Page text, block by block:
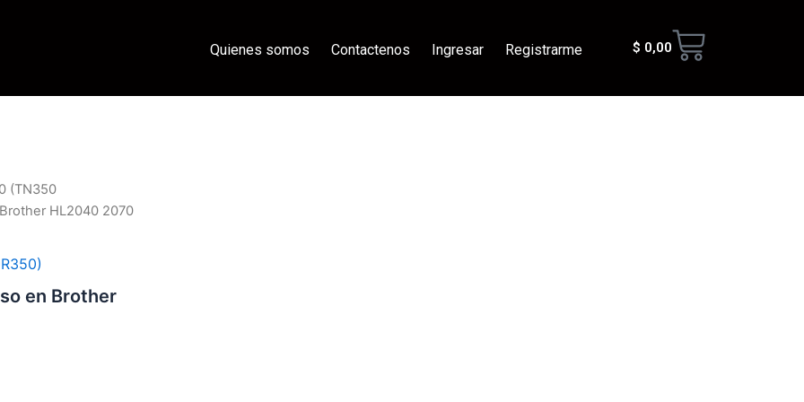
Quienes somos Contactenos Ingresar Registrarme $ 0,00 Cart
(TN350
HL2040 2070
en Brother